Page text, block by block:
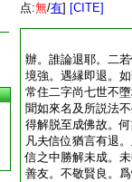
点:無/有] [CITE]
辦。誰論退耶。二
境強。遇縁即退。
常住二字尚七世不
聞如來名及所説法
得解脱至成佛故。
凡夫信位猶言有退
信之中勝解未成。
善友。不敬賢良。